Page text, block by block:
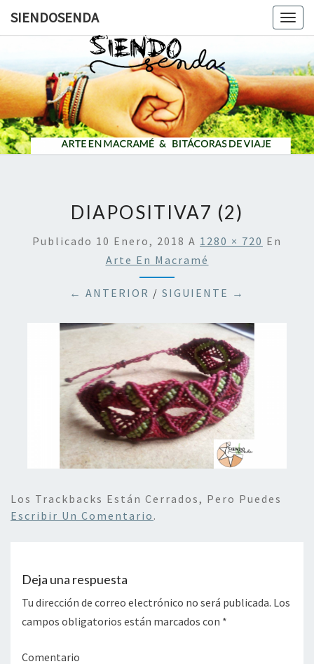
SIENDOSENDA
DIAPOSITIVA7 (2)
Publicado 10 Enero, 2018 A 1280 × 720 En
Arte En Macramé
← ANTERIOR / SIGUIENTE →
Los Trackbacks Están Cerrados, Pero Puedes
Escribir Un Comentario .
Deja una respuesta
Tu dirección de correo electrónico no será publicada. Los
campos obligatorios están marcados con *
Comentario